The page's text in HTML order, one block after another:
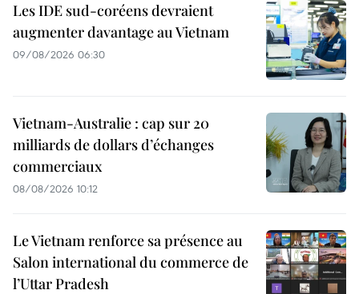
Les IDE sud-coréens devraient
augmenter davantage au Vietnam
09/08/2026 06:30
Vietnam-Australie : cap sur 20
milliards de dollars d’échanges
commerciaux
08/08/2026 10:12
Le Vietnam renforce sa présence au
Salon international du commerce de
l’Uttar Pradesh